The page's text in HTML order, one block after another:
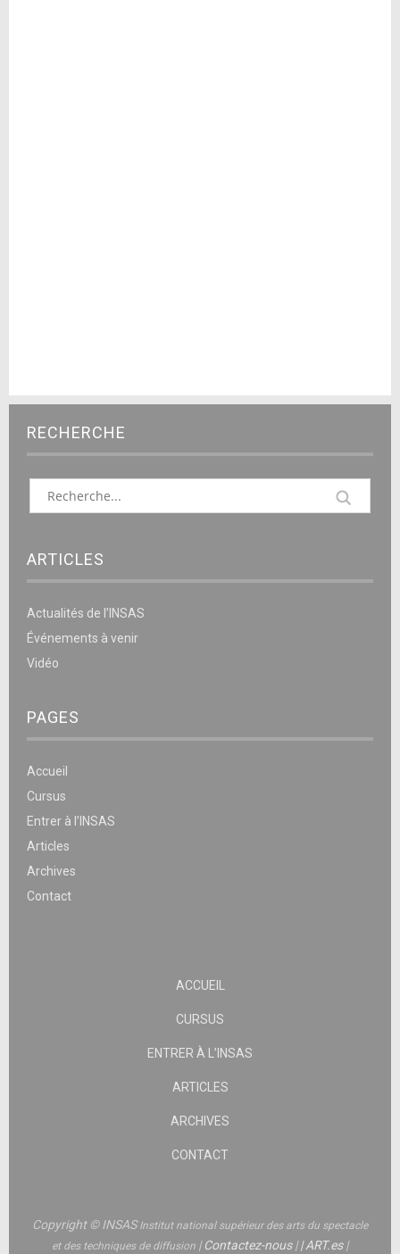
RECHERCHE
ARTICLES
Actualités de l’INSAS
Événements à venir
Vidéo
PAGES
Accueil
Cursus
Entrer à l’INSAS
Articles
Archives
Contact
ACCUEIL
CURSUS
ENTRER À L’INSAS
ARTICLES
ARCHIVES
CONTACT
Copyright © INSASInstitut national supérieur des arts du spectacle
et des techniques de diffusion |Contactez-nous||ART.es|